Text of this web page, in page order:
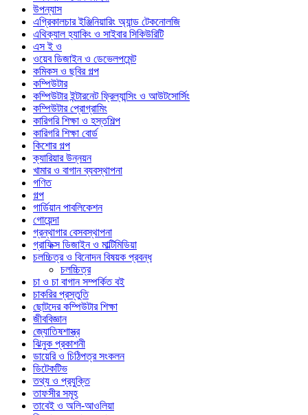
উপন্যাস
এগ্রিকালচার ইঞ্জিনিয়ারিং অ্যান্ড টেকনোলজি
এথিক্যাল হ্যাকিং ও সাইবার সিকিউরিটি
এস ই ও
ওয়েব ডিজাইন ও ডেভেলপমেন্ট
কমিকস ও ছবির গল্প
কম্পিউটার
কম্পিউটার ইন্টারনেট ফ্রিল্যান্সিং ও আউটসোর্সিং
কম্পিউটার প্রোগ্রামিং
কারিগরি শিক্ষা ও হস্তশিল্প
কারিগরি শিক্ষা বোর্ড
কিশোর গল্প
ক্যারিয়ার উন্নয়ন
খামার ও বাগান ব্যবস্থাপনা
গণিত
গল্প
গার্ডিয়ান পাবলিকেশন
গোয়েন্দা
গ্রন্থাগার বেসবস্থাপনা
গ্রাফিক্স ডিজাইন ও মাল্টিমিডিয়া
চলচ্চিত্র ও বিনোদন বিষয়ক প্রবন্ধ
চলচ্চিত্র
চা ও চা বাগান সম্পর্কিত বই
চাকরির প্রস্তুতি
ছোটদের কম্পিউটার শিক্ষা
জীববিজ্ঞান
জ্যোতিষশাস্ত্র
ঝিনুক প্রকাশনী
ডায়েরি ও চিঠিপত্র সংকলন
ডিটেকটিভ
তথ্য ও প্রযুক্তি
তাফসীর সমূহ
তাবেই ও অলি-আওলিয়া